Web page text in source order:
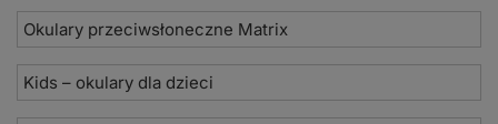
Okulary przeciwsłoneczne Matrix
Kids – okulary dla dzieci